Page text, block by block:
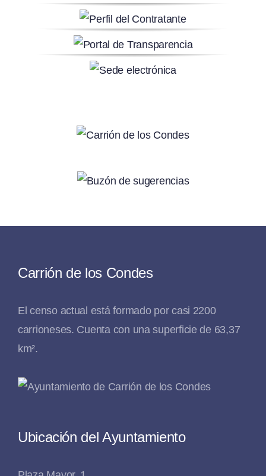
Carrión de los Condes
El censo actual está formado por casi 2200
carrioneses. Cuenta con una superficie de 63,37
km².
Ubicación del Ayuntamiento